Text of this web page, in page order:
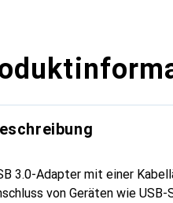
3.0-Adapter mit einer
von Geräten wie